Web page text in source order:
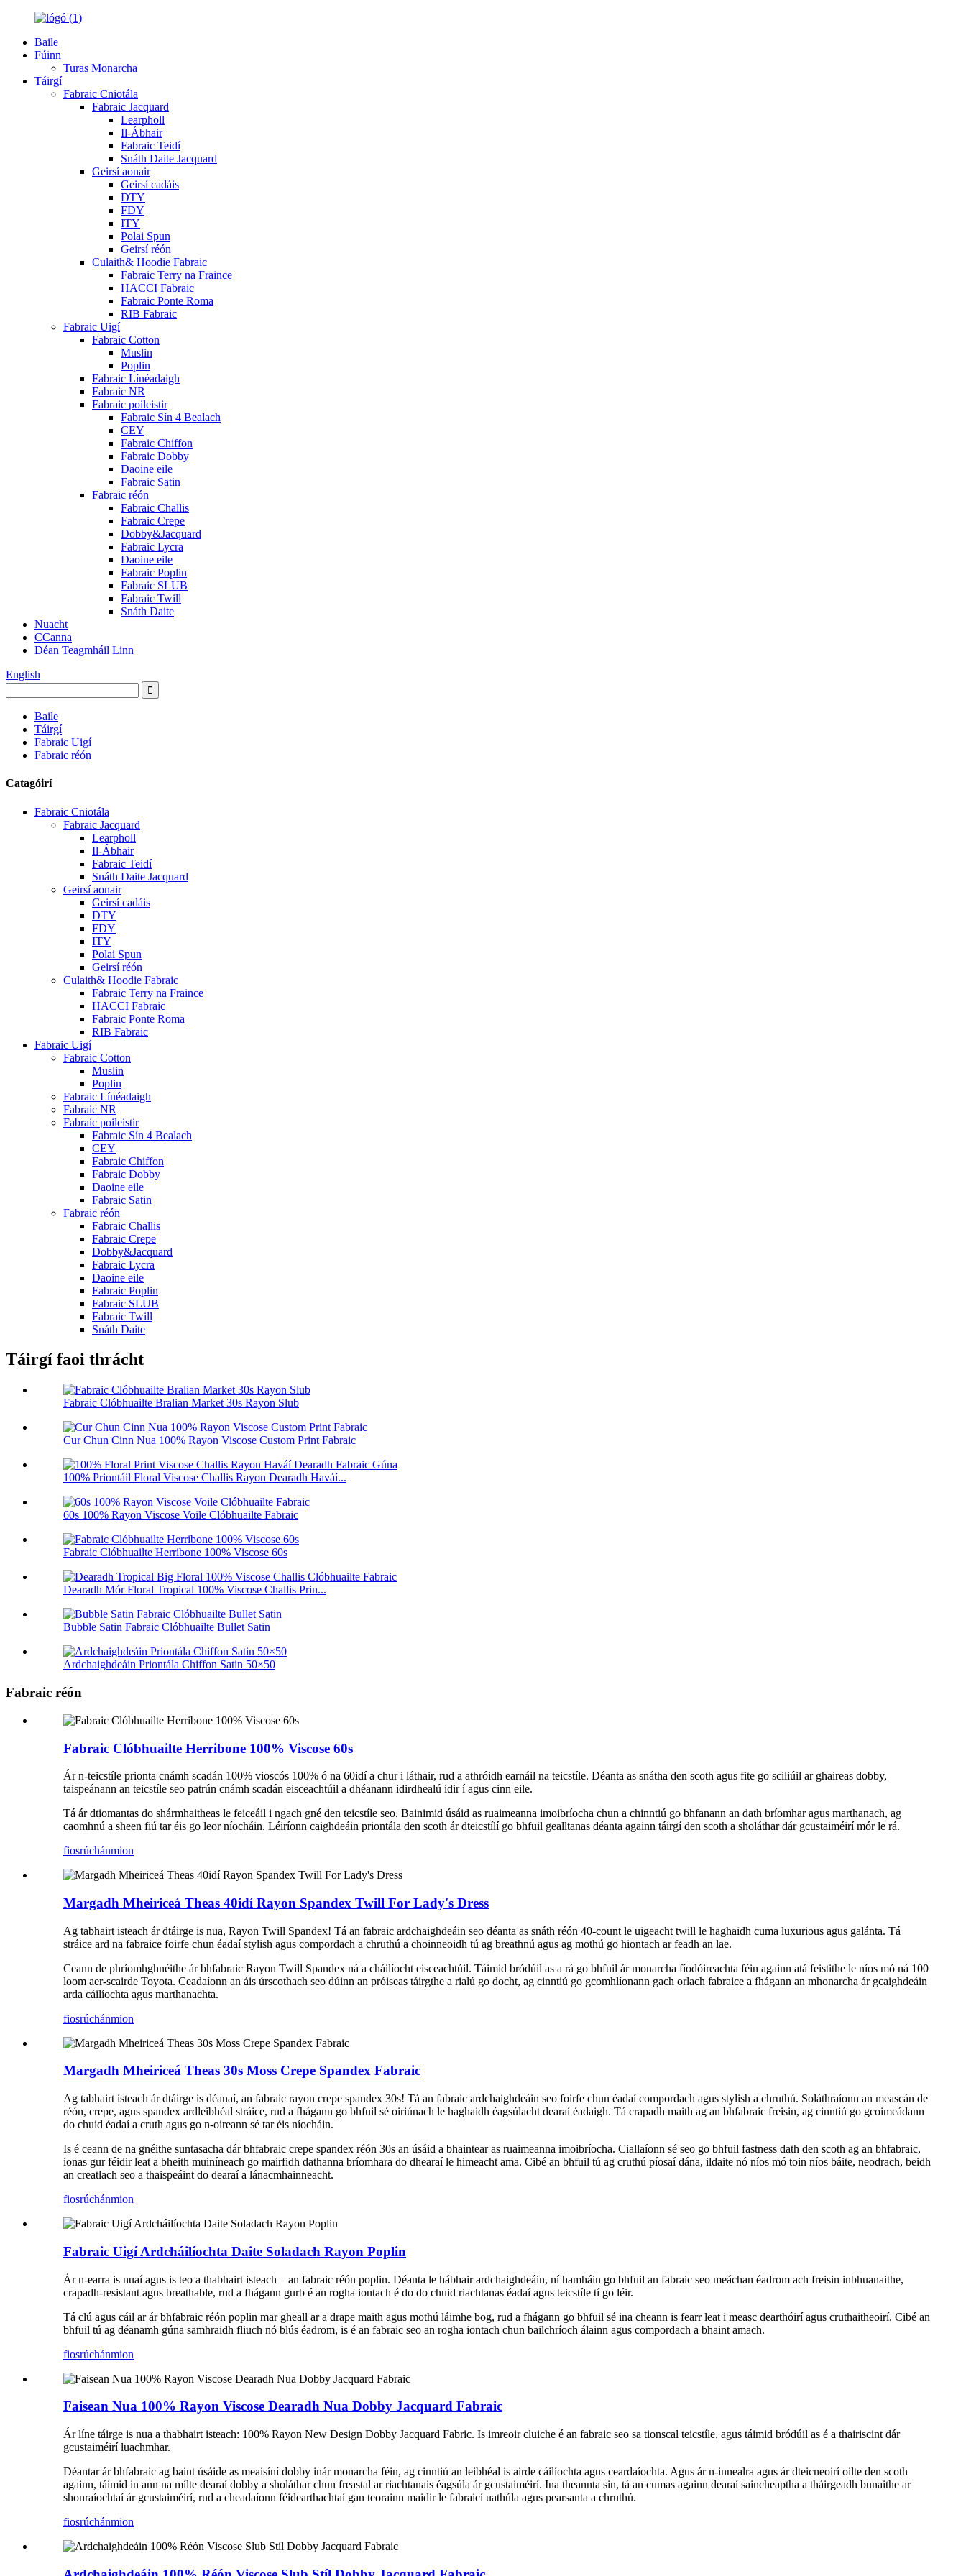
Baile
Fúinn
Turas Monarcha
Táirgí
Fabraic Cniotála
Fabraic Jacquard
Learpholl
Il-Ábhair
Fabraic Teidí
Snáth Daite Jacquard
Geirsí aonair
Geirsí cadáis
DTY
FDY
ITY
Polai Spun
Geirsí réón
Culaith& Hoodie Fabraic
Fabraic Terry na Fraince
HACCI Fabraic
Fabraic Ponte Roma
RIB Fabraic
Fabraic Uigí
Fabraic Cotton
Muslin
Poplin
Fabraic Línéadaigh
Fabraic NR
Fabraic poileistir
Fabraic Sín 4 Bealach
CEY
Fabraic Chiffon
Fabraic Dobby
Daoine eile
Fabraic Satin
Fabraic réón
Fabraic Challis
Fabraic Crepe
Dobby&Jacquard
Fabraic Lycra
Daoine eile
Fabraic Poplin
Fabraic SLUB
Fabraic Twill
Snáth Daite
Nuacht
CCanna
Déan Teagmháil Linn
English
Baile
Táirgí
Fabraic Uigí
Fabraic réón
Catagóirí
Fabraic Cniotála
Fabraic Jacquard
Learpholl
Il-Ábhair
Fabraic Teidí
Snáth Daite Jacquard
Geirsí aonair
Geirsí cadáis
DTY
FDY
ITY
Polai Spun
Geirsí réón
Culaith& Hoodie Fabraic
Fabraic Terry na Fraince
HACCI Fabraic
Fabraic Ponte Roma
RIB Fabraic
Fabraic Uigí
Fabraic Cotton
Muslin
Poplin
Fabraic Línéadaigh
Fabraic NR
Fabraic poileistir
Fabraic Sín 4 Bealach
CEY
Fabraic Chiffon
Fabraic Dobby
Daoine eile
Fabraic Satin
Fabraic réón
Fabraic Challis
Fabraic Crepe
Dobby&Jacquard
Fabraic Lycra
Daoine eile
Fabraic Poplin
Fabraic SLUB
Fabraic Twill
Snáth Daite
Táirgí faoi thrácht
Fabraic Clóbhuailte Bralian Market 30s Rayon Slub
Cur Chun Cinn Nua 100% Rayon Viscose Custom Print Fabraic
100% Priontáil Floral Viscose Challis Rayon Dearadh Haváí...
60s 100% Rayon Viscose Voile Clóbhuailte Fabraic
Fabraic Clóbhuailte Herribone 100% Viscose 60s
Dearadh Mór Floral Tropical 100% Viscose Challis Prin...
Bubble Satin Fabraic Clóbhuailte Bullet Satin
Ardchaighdeáin Priontála Chiffon Satin 50×50
Fabraic réón
Fabraic Clóbhuailte Herribone 100% Viscose 60s
Ár n-teicstíle prionta cnámh scadán 100% vioscós 100% ó na 60idí a chur i láthair, rud a athróidh earnáil na teicstíle. Déanta as snátha den scoth agus fite go sciliúil ar ghaireas dobby,
taispeánann an teicstíle seo patrún cnámh scadán eisceachtúil a dhéanann idirdhealú idir í agus cinn eile.
Tá ár dtiomantas do shármhaitheas le feiceáil i ngach gné den teicstíle seo. Bainimid úsáid as ruaimeanna imoibríocha chun a chinntiú go bhfanann an dath bríomhar agus marthanach, ag
caomhnú a sheen fiú tar éis go leor níocháin. Léiríonn caighdeáin priontála den scoth ár dteicstílí go bhfuil gealltanas déanta againn táirgí den scoth a sholáthar dár gcustaiméirí mór le rá.
fiosrúchánmion
Margadh Mheiriceá Theas 40idí Rayon Spandex Twill For Lady's Dress
Ag tabhairt isteach ár dtáirge is nua, Rayon Twill Spandex! Tá an fabraic ardchaighdeáin seo déanta as snáth réón 40-count le uigeacht twill le haghaidh cuma luxurious agus galánta. Tá
stráice ard na fabraice foirfe chun éadaí stylish agus compordach a chruthú a choinneoidh tú ag breathnú agus ag mothú go hiontach ar feadh an lae.
Ceann de phríomhghnéithe ár bhfabraic Rayon Twill Spandex ná a cháilíocht eisceachtúil. Táimid bródúil as a rá go bhfuil ár monarcha fíodóireachta féin againn atá feistithe le níos mó ná 100
loom aer-scairde Toyota. Ceadaíonn an áis úrscothach seo dúinn an próiseas táirgthe a rialú go docht, ag cinntiú go gcomhlíonann gach orlach fabraice a fhágann an mhonarcha ár gcaighdeáin
arda cáilíochta agus marthanachta.
fiosrúchánmion
Margadh Mheiriceá Theas 30s Moss Crepe Spandex Fabraic
Ag tabhairt isteach ár dtáirge is déanaí, an fabraic rayon crepe spandex 30s! Tá an fabraic ardchaighdeáin seo foirfe chun éadaí compordach agus stylish a chruthú. Soláthraíonn an meascán de
réón, crepe, agus spandex ardleibhéal stráice, rud a fhágann go bhfuil sé oiriúnach le haghaidh éagsúlacht dearaí éadaigh. Tá crapadh maith ag an bhfabraic freisin, ag cinntiú go gcoimeádann
do chuid éadaí a cruth agus go n-oireann sé tar éis níocháin.
Is é ceann de na gnéithe suntasacha dár bhfabraic crepe spandex réón 30s an úsáid a bhaintear as ruaimeanna imoibríocha. Ciallaíonn sé seo go bhfuil fastness dath den scoth ag an bhfabraic,
ionas gur féidir leat a bheith muiníneach go mairfidh dathanna bríomhara do dhearaí le himeacht ama. Cibé an bhfuil tú ag cruthú píosaí dána, ildaite nó níos mó toin níos báite, neodrach, beidh
an creatlach seo a thaispeáint do dearaí a lánacmhainneacht.
fiosrúchánmion
Fabraic Uigí Ardcháilíochta Daite Soladach Rayon Poplin
Ár n-earra is nuaí agus is teo a thabhairt isteach – an fabraic réón poplin. Déanta le hábhair ardchaighdeáin, ní hamháin go bhfuil an fabraic seo meáchan éadrom ach freisin inbhuanaithe,
crapadh-resistant agus breathable, rud a fhágann gurb é an rogha iontach é do do chuid riachtanas éadaí agus teicstíle tí go léir.
Tá clú agus cáil ar ár bhfabraic réón poplin mar gheall ar a drape maith agus mothú láimhe bog, rud a fhágann go bhfuil sé ina cheann is fearr leat i measc dearthóirí agus cruthaitheoirí. Cibé an
bhfuil tú ag déanamh gúna samhraidh fliuch nó blús éadrom, is é an fabraic seo an rogha iontach chun bailchríoch álainn agus compordach a bhaint amach.
fiosrúchánmion
Faisean Nua 100% Rayon Viscose Dearadh Nua Dobby Jacquard Fabraic
Ár líne táirge is nua a thabhairt isteach: 100% Rayon New Design Dobby Jacquard Fabric. Is imreoir cluiche é an fabraic seo sa tionscal teicstíle, agus táimid bródúil as é a thairiscint dár
gcustaiméirí luachmhar.
Déantar ár bhfabraic ag baint úsáide as meaisíní dobby inár monarcha féin, ag cinntiú an leibhéal is airde cáilíochta agus ceardaíochta. Agus ár n-innealra agus ár dteicneoirí oilte den scoth
againn, táimid in ann na mílte dearaí dobby a sholáthar chun freastal ar riachtanais éagsúla ár gcustaiméirí. Ina theannta sin, tá an cumas againn dearaí saincheaptha a tháirgeadh bunaithe ar
shonraíochtaí ár gcustaiméirí, rud a cheadaíonn féidearthachtaí gan teorainn maidir le fabraicí uathúla agus pearsanta a chruthú.
fiosrúchánmion